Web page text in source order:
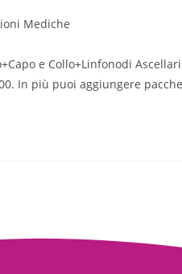
Mediche
e Collo+Linfonodi Ascellari
In più puoi aggiungere